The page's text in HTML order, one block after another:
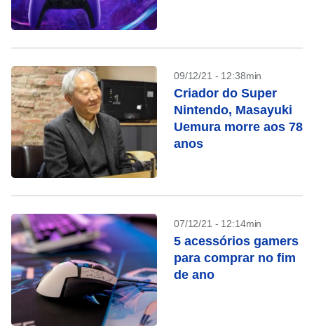
09/12/21 - 12:38min
Criador do Super
Nintendo, Masayuki
Uemura morre aos 78
anos
07/12/21 - 12:14min
5 acessórios gamers
para comprar no fim
de ano